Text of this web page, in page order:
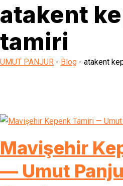
atakent
tamiri
UMUT PANJUR - Blog - atakent
Mavişehir
— Umut